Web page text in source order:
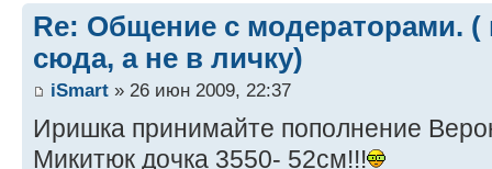
Re: Общение с модераторами.
сюда, а не в личку)
iSmart » 26 июн 2009, 22:37
Иришка принимайте пополнение
Микитюк дочка 3550- 52см!!!